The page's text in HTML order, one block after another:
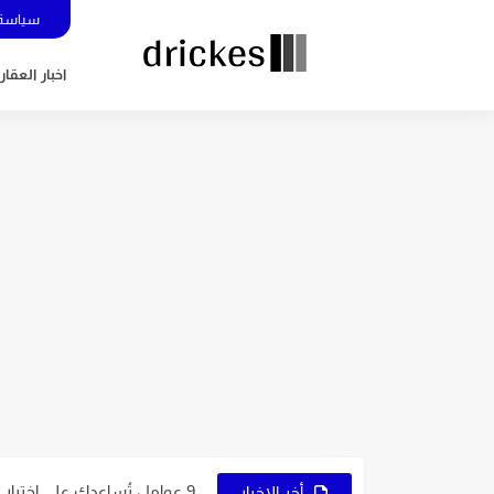
اخبار